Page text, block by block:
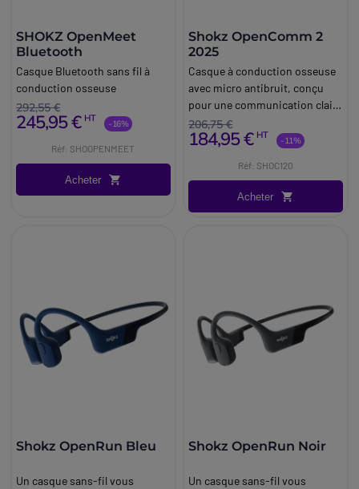
SHOKZ OpenMeet
Bluetooth
Casque Bluetooth sans fil à
conduction osseuse
292,55 €
245,95 € HT -16%
Réf: SHOOPENMEET
Acheter
Shokz OpenComm 2
2025
Casque à conduction osseuse
avec micro antibruit, conçu
pour une communication claire
et mains libres en
environnement dynamique.
206,75 €
184,95 € HT -11%
Réf: SHOC120
Acheter
Shokz OpenRun Bleu
Un casque sans-fil vous
Shokz OpenRun Noir
Un casque sans-fil vous